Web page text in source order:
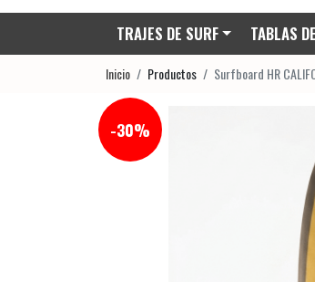
TRAJES DE SURF TABLAS
Inicio Productos Surfboard HR
-30%